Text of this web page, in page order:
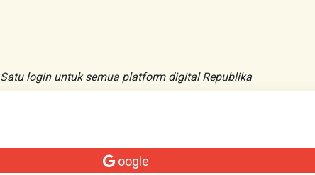
Satu login untuk semua platform digital Republika
oogle